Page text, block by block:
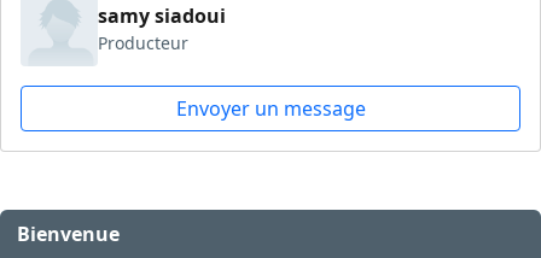
samy siadoui
Producteur
Envoyer un message
Bienvenue